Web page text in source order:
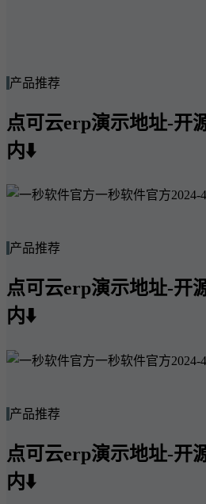
产品推荐
点可云erp演示地址-开
内⬇️
一秒软件官方2024-
产品推荐
点可云erp演示地址-开
内⬇️
一秒软件官方2024-
产品推荐
点可云erp演示地址-开
内⬇️